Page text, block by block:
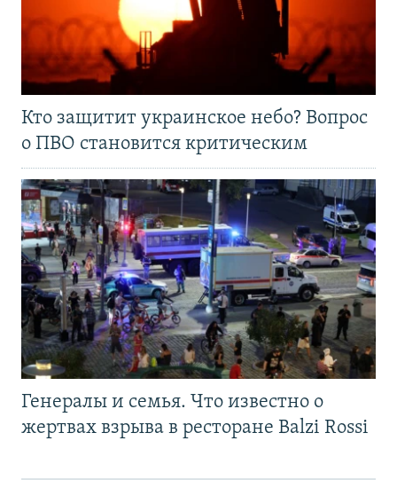
Кто защитит украинское небо? Вопрос
о ПВО становится критическим
Генералы и семья. Что известно о
жертвах взрыва в ресторане Balzi Rossi